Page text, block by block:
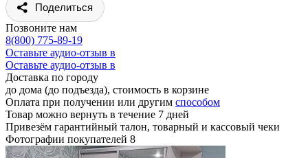
Поделиться
Позвоните нам
8(800) 775-89-19
Оставьте аудио-отзыв в
Оставьте аудио-отзыв в
Доставка по городу
до дома (до подъезда), стоимость в корзине
Оплата при получении или другим способом
Товар можно вернуть в течение 7 дней
Привезём гарантийный талон, товарный и кассовый чеки
Фотографии покупателей 8